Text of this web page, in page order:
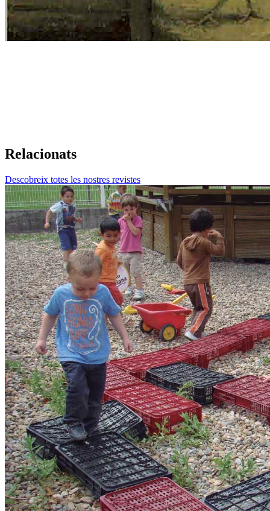
Relacionats
Descobreix totes les nostres revistes